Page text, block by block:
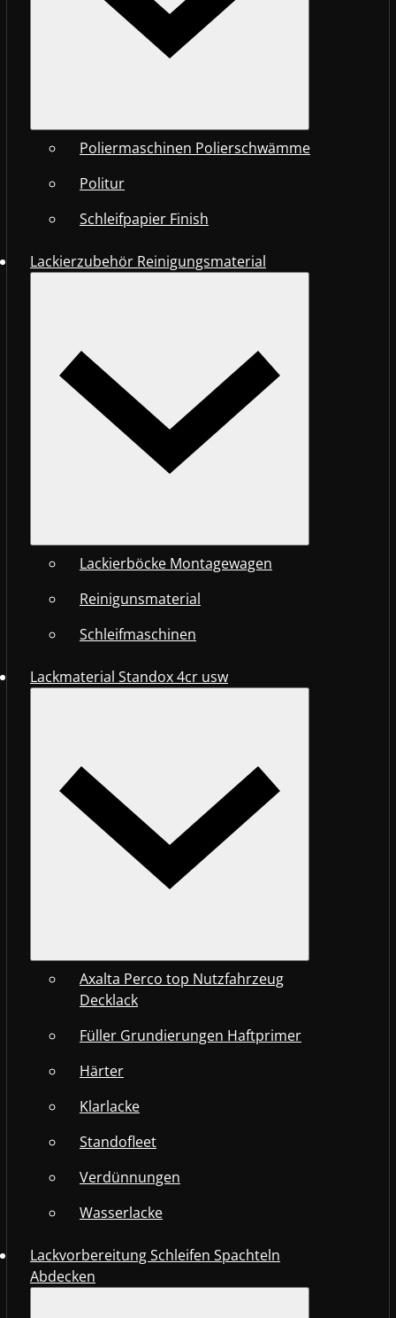
Poliermaschinen Polierschwämme
Politur
Schleifpapier Finish
Lackierzubehör Reinigungsmaterial
Lackierböcke Montagewagen
Reinigunsmaterial
Schleifmaschinen
Lackmaterial Standox 4cr usw
Axalta Perco top Nutzfahrzeug
Decklack
Füller Grundierungen Haftprimer
Härter
Klarlacke
Standofleet
Verdünnungen
Wasserlacke
Lackvorbereitung Schleifen Spachteln
Abdecken